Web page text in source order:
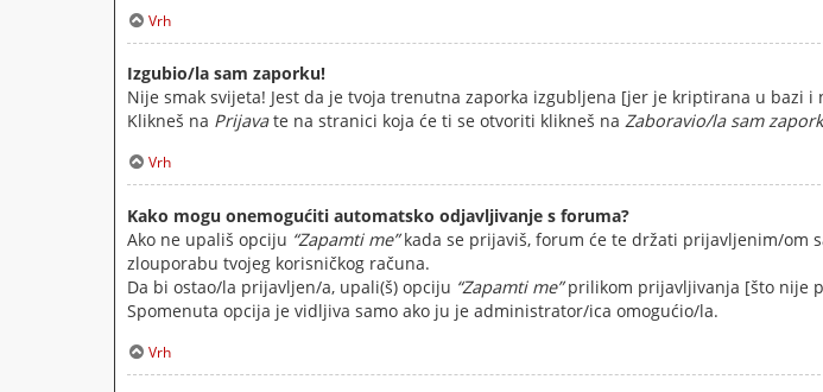
Vrh
Izgubio/la sam zaporku!
Nije smak svijeta! Jest da je tvoja trenutna zaporka izgubljena [jer je kriptirana u bazi
Klikneš na Prijavate na stranici koja će ti se otvoriti klikneš na Zaboravio/la sam
Vrh
Kako mogu onemogućiti automatsko odjavljivanje s foruma?
Ako ne upališ opciju “Zapamti me”kada se prijaviš, forum će te držati prijavljenim/om
zlouporabu tvojeg korisničkog računa.
Da bi ostao/la prijavljen/a, upali(š) opciju “Zapamti me”prilikom prijavljivanja [što nije
Spomenuta opcija je vidljiva samo ako ju je administrator/ica omogućio/la.
Vrh